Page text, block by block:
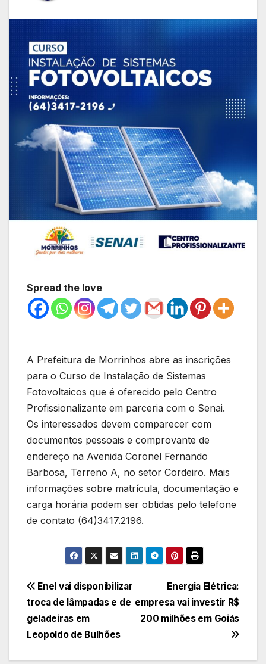
Spread the love
A Prefeitura de Morrinhos abre as inscrições
para o Curso de Instalação de Sistemas
Fotovoltaicos que é oferecido pelo Centro
Profissionalizante em parceria com o Senai.
Os interessados devem comparecer com
documentos pessoais e comprovante de
endereço na Avenida Coronel Fernando
Barbosa, Terreno A, no setor Cordeiro. Mais
informações sobre matrícula, documentação e
carga horária podem ser obtidas pelo telefone
de contato (64)3417.2196.
Navegação
de
Post
Energia Elétrica:
empresa vai investir R$
200 milhões em Goiás
Enel vai disponibilizar
troca de lâmpadas e de
geladeiras em
Leopoldo de Bulhões